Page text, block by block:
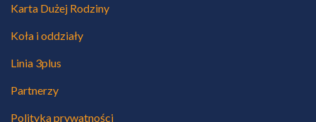
Karta Dużej Rodziny
Koła i oddziały
Linia 3plus
Partnerzy
Polityka prywatności